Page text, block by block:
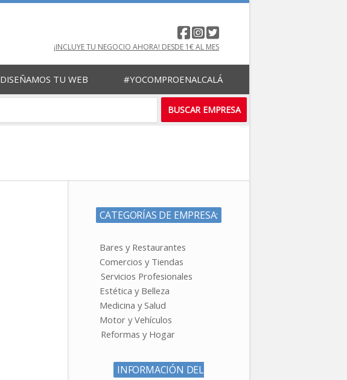
¡INCLUYE TU NEGOCIO AHORA! DESDE 1€ AL MES
DISEÑAMOS TU WEB #YOCOMPROENALCALÁ
CATEGORÍAS DE EMPRESA:
Bares y Restaurantes
Comercios y Tiendas
Servicios Profesionales
Estética y Belleza
Medicina y Salud
Motor y Vehículos
Reformas y Hogar
INFORMACIÓN DEL